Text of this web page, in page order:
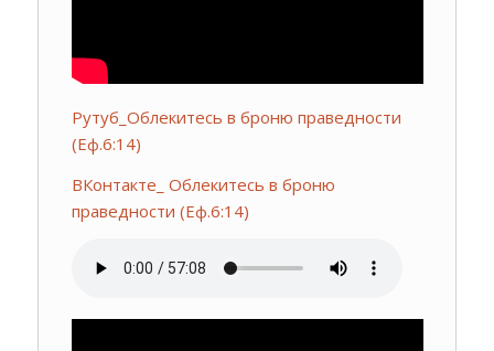
Рутуб_Облекитесь в броню праведности
(Еф.6:14)
ВКонтакте_ Облекитесь в броню
праведности (Еф.6:14)